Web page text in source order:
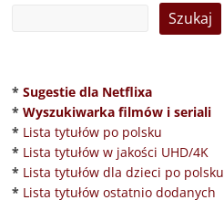
* Sugestie dla Netflixa
* Wyszukiwarka filmów i seriali
* Lista tytułów po polsku
* Lista tytułów w jakości UHD/4K
* Lista tytułów dla dzieci po polsku
* Lista tytułów ostatnio dodanych